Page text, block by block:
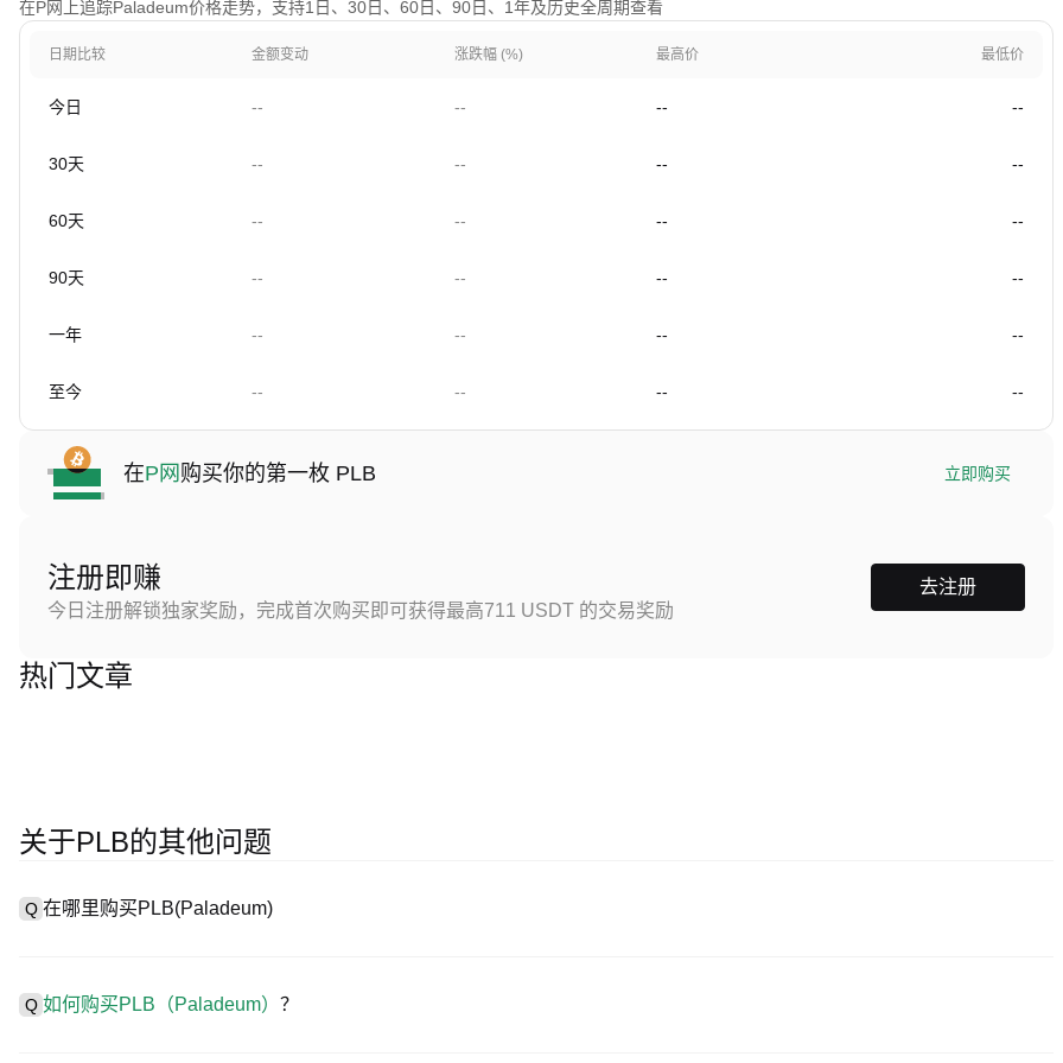
在P网上追踪Paladeum价格走势，支持1日、30日、60日、90日、1年及历史全周期查看
日期比较 金额变动 涨跌幅 (%) 最高价 最低价
今日 -- -- -- --
30天 -- -- -- --
60天 -- -- -- --
90天 -- -- -- --
一年 -- -- -- --
至今 -- -- -- --
在P网 购买你的第一枚 PLB 立即购买
注册即赚
今日注册解锁独家奖励，完成首次购买即可获得最高711 USDT 的交易奖励
去注册
热门文章
关于PLB的其他问题
Q 在哪里购买PLB(Paladeum)
用户轻松交易。例如，P网支持多种代币交易，包括PLB，并提供具有竞争力的交易费用。
Q 如何购买PLB（Paladeum） ？